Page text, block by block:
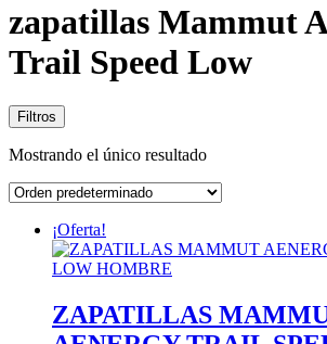
zapatillas Mammut
Trail Speed Low
Filtros
Mostrando el único resultado
¡Oferta!
ZAPATILLAS